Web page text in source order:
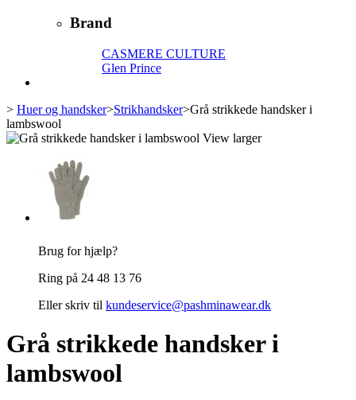
Brand
CASMERE CULTURE
Glen Prince
> Huer og handsker>Strikhandsker>Grå strikkede handsker i
lambswool
View larger
Brug for hjælp?
Ring på 24 48 13 76
Eller skriv til kundeservice@pashminawear.dk
Grå strikkede handsker i
lambswool